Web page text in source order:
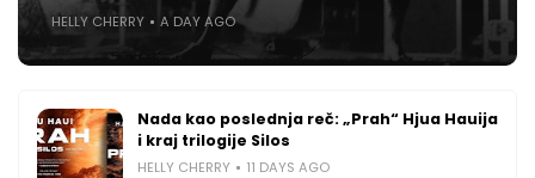
HELLY CHERRY A DAY AGO
Nada kao poslednja reč: „Prah“ Hjua Hauija
i kraj trilogije Silos
HELLY CHERRY 11 DAYS AGO